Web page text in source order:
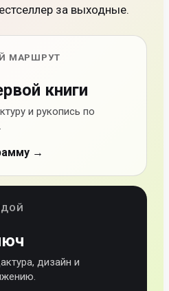
за выходные.
МАРШРУТ
книги
и рукопись по
→
дизайн и